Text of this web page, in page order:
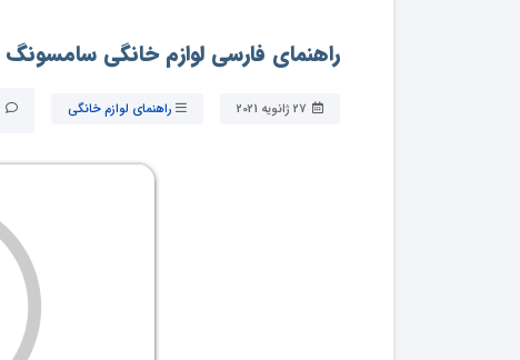
راهنمای فارسی لوازم خانگی سامسونگ
راهنمای لوازم خانگی